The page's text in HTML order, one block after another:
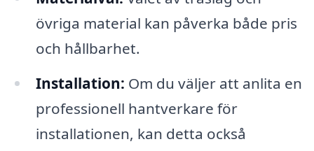
övriga material kan påverka både pris
och hållbarhet.
Installation: Om du väljer att anlita en
professionell hantverkare för
installationen, kan detta också